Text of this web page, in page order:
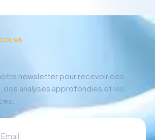
newsletter pour recevoir des
des analyses approfondies et les